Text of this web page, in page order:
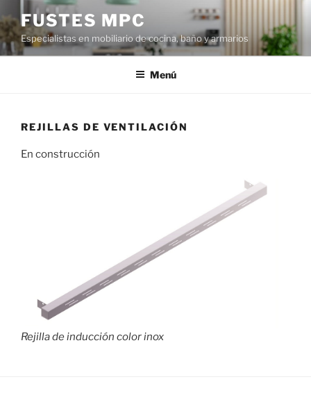
al
contenido
FUSTES MPC
Especialistas en mobiliario de cocina, baño y armarios
Menú
REJILLAS DE VENTILACIÓN
En construcción
Rejilla de inducción color inox